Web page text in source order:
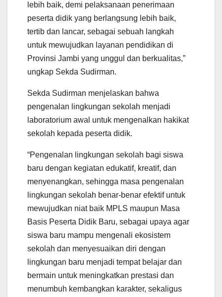
lebih baik, demi pelaksanaan penerimaan
peserta didik yang berlangsung lebih baik,
tertib dan lancar, sebagai sebuah langkah
untuk mewujudkan layanan pendidikan di
Provinsi Jambi yang unggul dan berkualitas,”
ungkap Sekda Sudirman.
Sekda Sudirman menjelaskan bahwa
pengenalan lingkungan sekolah menjadi
laboratorium awal untuk mengenalkan hakikat
sekolah kepada peserta didik.
“Pengenalan lingkungan sekolah bagi siswa
baru dengan kegiatan edukatif, kreatif, dan
menyenangkan, sehingga masa pengenalan
lingkungan sekolah benar-benar efektif untuk
mewujudkan niat baik MPLS maupun Masa
Basis Peserta Didik Baru, sebagai upaya agar
siswa baru mampu mengenali ekosistem
sekolah dan menyesuaikan diri dengan
lingkungan baru menjadi tempat belajar dan
bermain untuk meningkatkan prestasi dan
menumbuh kembangkan karakter, sekaligus